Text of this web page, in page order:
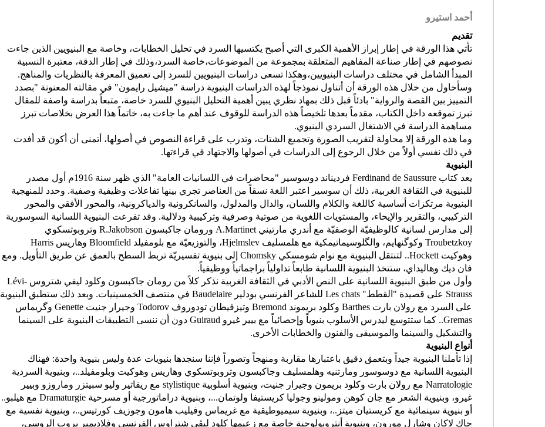
أحمد استيرو
تقديم
تأتي هذا الورقة في إطار إبراز الأهمية الكبرى التي أصبح يكتسيها السرد في تحليل الخطابات، وخاصة مع البنيويين الذين جاءت
نصوصهم في إطار صناعة المفاهيم المتعلقة بمجموعة من الموضوعات،خاصة السرد،وذلك في إطار الدقة، معتبرة النسبية
المبدأ الشامل في مختلف دراسات البنيويين،وهكذا تسعى دراسات البنيويين للسرد إلى تعميق المعرفة بالنظريات والمناهج.
وسأحاول من خلال هذه الورقة أن أتناول نموذجاً لهذه الدراسات البنيوية دراسة "ميشيل رايمون" في مقالته المعنونة "بصدد
التمييز بين القصة والرواية" بادئاً قبل ذلك بمهاد نظري يبين أهمية التحليل البنيوي للسرد خاصة، متبعاً بدراسة واصفة للمقال
تبرز تموقعه داخل الكتاب، مقدماً بعدها تلخيصاً هذه الدراسة للوقوف عند أهم ما جاءت به، خاتماً هذا العرض بخلاصات تبرز
مساهمة الدراسة في الاشتغال السردي البنيوي.
وما هذه الورقة إلا محاولة لتقريب الصورة وتجميع الشتات، وتدرب على قراءة النصوص في أصولها، أتمنى أن أكون قد أفدت
في ذلك نفسي أولاً من خلال الرجوع إلى الدراسات في أصولها والاجتهاد في قراءتها.
البنيوية
يعد كتاب Ferdinand de Saussure
فرديناند دوسوسير "محاضرات في اللسانيات العامة" الذي ظهر سنة 1916م أول مصدر
للبنيوية في الثقافة الغربية، ذلك أن سوسير اعتبر اللغة نسقاً من العناصر تجري بينها تفاعلات وظيفية وصفية. وحدد للمنهجية
البنيوية مرتكزات أساسية كاللغة والكلام واللسان، والدال والمدلول، والسانكرونية والدياكرونية، والمحور الأفقي والمحور
التركيبي، والتقرير والإيحاء، والمستويات اللغوية من صوتية وصرفية وتركيبية ودلالية. وقد تفرعت البنيوية اللسانية السوسورية
إلى مدارس لسانية كالوظيفيّة الوصفيّة مع أندري مارتيني A.Martinet ورومان جاكبسون R.Jakobson وتروبوتسكوي
Troubetzkoy وكوگنهايم، والگلوسيماتيمكية مع هلمسليف Hjelmslev، والتوزيعيّة مع بلومفيلد Bloomfield وهاريس Harris
وهوكيت Hockett.. لتنتقل البنيوية مع نوام شومسكي Chomsky إلى بنيوية تفسيريّة تربط السطح بالعمق عن طريق التأويل. ومع
فان ديك وهاليداي، ستتخذ البنيوية اللسانية طابعاً تداولياً براجماتياً ووظيفياً.
وأول من طبق البنيوية اللسانية على النص الأدبي في الثقافة الغربية نذكر كلاً من رومان جاكبسون وكلود ليفي شتروس Lévi-
Strauss على قصيدة "القطط" Les chats للشاعر الفرنسي بودلير Baudelaire في منتصف الخمسينيات. وبعد ذلك ستطبق البنيوية
على السرد مع رولان بارت Barthes وكلود بريموند Bremond وتيزفيطان تودوروف Todorov وجيرار جنيت Genette وگريماس
Gremas.. كما ستتوسع ليدرس الأسلوب بنيوياً وإحصائياً مع بيير غيرو Guiraud دون أن ننسى التطبيقات البنيوية على السينما
والتشكيل والسينما والموسيقى والفنون والخطابات الأخرى.
أنواع البنيوية
إذا تأملنا البنيوية جيداً وبتعمق دقيق باعتبارها مقاربة ومنهجاً وتصوراً فإننا سنجدها بنيويات عدة وليس بنيوية واحدة: فهناك
البنيوية اللسانية مع دوسوسور ومارتنيه وهلمسليف وجاكبسون وتروبوتسكوي وهاريس وهوكيت وبلومفيلد..، وبنيوية السردية
Narratologie مع رولان بارت وكلود بريمون وجيرار جنيت، وبنيوية أسلوبية stylistique مع ريفاتير وليو سبيتزر وماروزو وبيير
غيرو، وبنيوية الشعر مع جان كوهن ومولينو وجوليا كريستيفا ولوتمان...، وبنيوية دراماتورجية أو مسرحية Dramaturgie مع هيلبو..
أو بنيوية سينمائية مع كريستيان ميتز..، وبنيوية سيميوطيقية مع غريماس وفيليب هامون وجوزيف كورتيس..، وبنيوية نفسية مع
جاك لاكان وشارل مورون، وبنيوية أنتروبولوجية خاصة مع زعيمها كلود ليڤي شتراوس الفرنسي وفلاديمير بروب الروسي،